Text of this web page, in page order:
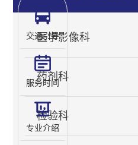
医学影像科
药剂科
检验科
交通引导
服务时间
专业介绍